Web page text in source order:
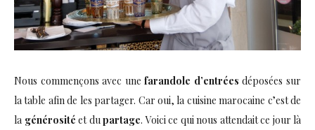
Nous commençons avec unefarandole d’entrées déposées sur
la table afin de les partager. Car oui, la cuisine marocaine c’est de
la générosité et dupartage. Voici ce qui nous attendait ce jour là